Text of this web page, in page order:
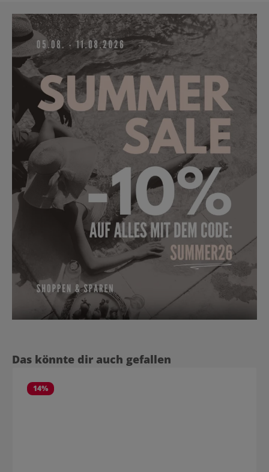
Produktgalerie überspringen
Das könnte dir auch gefallen
14%